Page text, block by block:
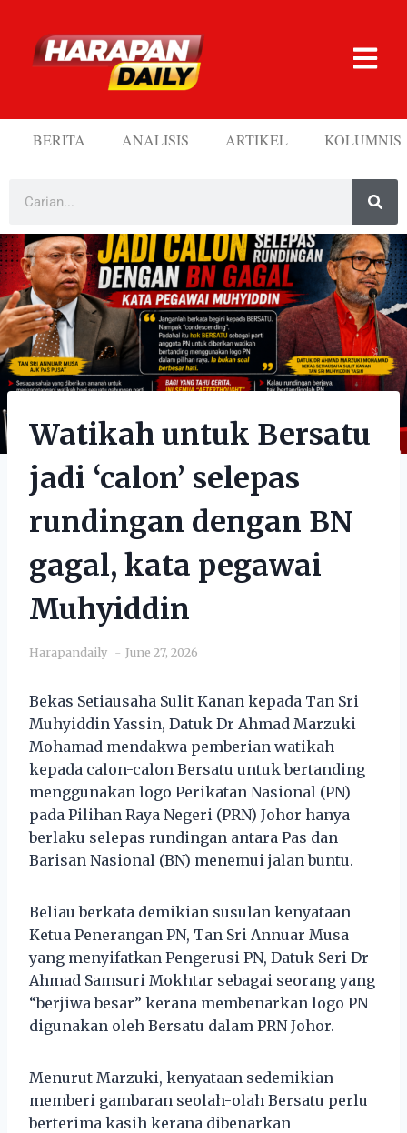
BERITA ANALISIS ARTIKEL KOLUMNIS
Watikah untuk Bersatu
jadi ‘calon’ selepas
rundingan dengan BN
gagal, kata pegawai
Muhyiddin
Harapandaily June 27, 2026
Bekas Setiausaha Sulit Kanan kepada Tan Sri
Muhyiddin Yassin, Datuk Dr Ahmad Marzuki
Mohamad mendakwa pemberian watikah
kepada calon-calon Bersatu untuk bertanding
menggunakan logo Perikatan Nasional (PN)
pada Pilihan Raya Negeri (PRN) Johor hanya
berlaku selepas rundingan antara Pas dan
Barisan Nasional (BN) menemui jalan buntu.
Beliau berkata demikian susulan kenyataan
Ketua Penerangan PN, Tan Sri Annuar Musa
yang menyifatkan Pengerusi PN, Datuk Seri Dr
Ahmad Samsuri Mokhtar sebagai seorang yang
“berjiwa besar” kerana membenarkan logo PN
digunakan oleh Bersatu dalam PRN Johor.
Menurut Marzuki, kenyataan sedemikian
memberi gambaran seolah-olah Bersatu perlu
berterima kasih kerana dibenarkan